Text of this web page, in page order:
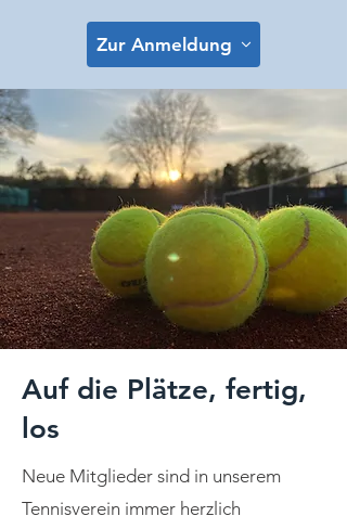
Zur Anmeldung
Auf die Plätze, fertig,
los
Neue Mitglieder sind in unserem
Tennisverein immer herzlich